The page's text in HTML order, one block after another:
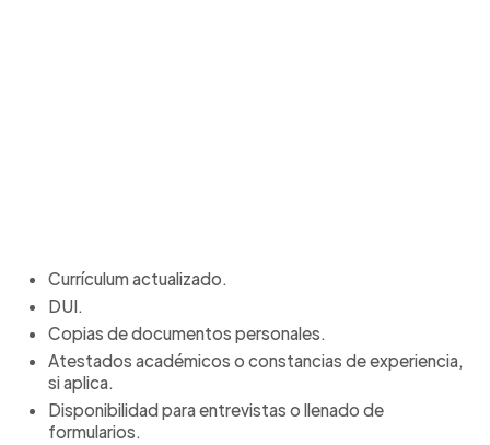
Currículum actualizado.
DUI.
Copias de documentos personales.
Atestados académicos o constancias de experiencia,
si aplica.
Disponibilidad para entrevistas o llenado de
formularios.